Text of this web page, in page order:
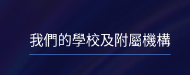
我們的學校及附屬機構